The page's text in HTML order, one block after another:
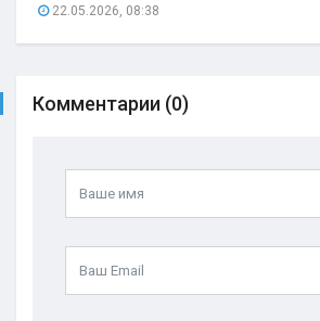
22.05.2026, 08:38
Комментарии (0)